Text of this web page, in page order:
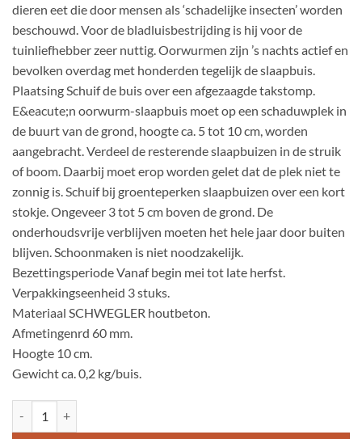
dieren eet die door mensen als ‘schadelijke insecten’ worden
beschouwd. Voor de bladluisbestrijding is hij voor de
tuinliefhebber zeer nuttig. Oorwurmen zijn ’s nachts actief en
bevolken overdag met honderden tegelijk de slaapbuis.
Plaatsing Schuif de buis over een afgezaagde takstomp.
E&eacute;n oorwurm-slaapbuis moet op een schaduwplek in
de buurt van de grond, hoogte ca. 5 tot 10 cm, worden
aangebracht. Verdeel de resterende slaapbuizen in de struik
of boom. Daarbij moet erop worden gelet dat de plek niet te
zonnig is. Schuif bij groenteperken slaapbuizen over een kort
stokje. Ongeveer 3 tot 5 cm boven de grond. De
onderhoudsvrije verblijven moeten het hele jaar door buiten
blijven. Schoonmaken is niet noodzakelijk.
Bezettingsperiode Vanaf begin mei tot late herfst.
Verpakkingseenheid 3 stuks.
Materiaal SCHWEGLER houtbeton.
Afmetingenrd 60 mm.
Hoogte 10 cm.
Gewicht ca. 0,2 kg/buis.